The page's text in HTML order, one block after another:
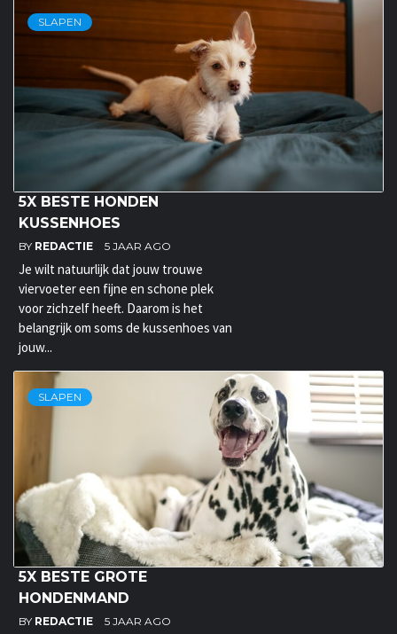
SLAPEN
5X BESTE HONDEN
KUSSENHOES
BY REDACTIE 5 JAAR AGO
Je wilt natuurlijk dat jouw trouwe
viervoeter een fijne en schone plek
voor zichzelf heeft. Daarom is het
belangrijk om soms de kussenhoes van
jouw...
SLAPEN
5X BESTE GROTE
HONDENMAND
BY REDACTIE 5 JAAR AGO